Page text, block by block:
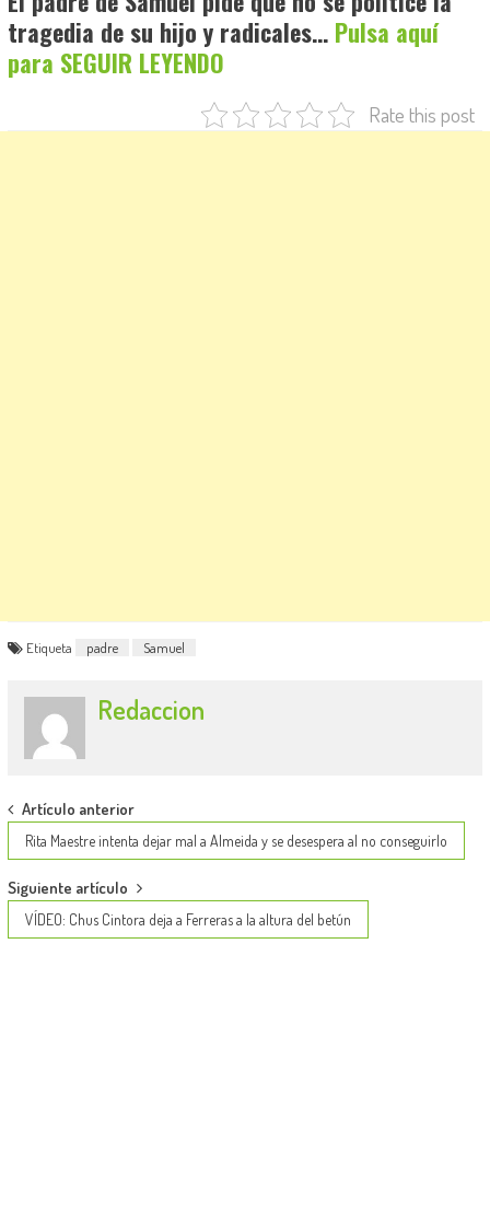
tragedia de su hijo y radicales… Pulsa aquí
para SEGUIR LEYENDO
Rate this post
Etiqueta padre Samuel
Redaccion
Post
navigation
Artículo anterior
Rita Maestre intenta dejar mal a Almeida y se desespera al no conseguirlo
Siguiente artículo
VÍDEO: Chus Cintora deja a Ferreras a la altura del betún